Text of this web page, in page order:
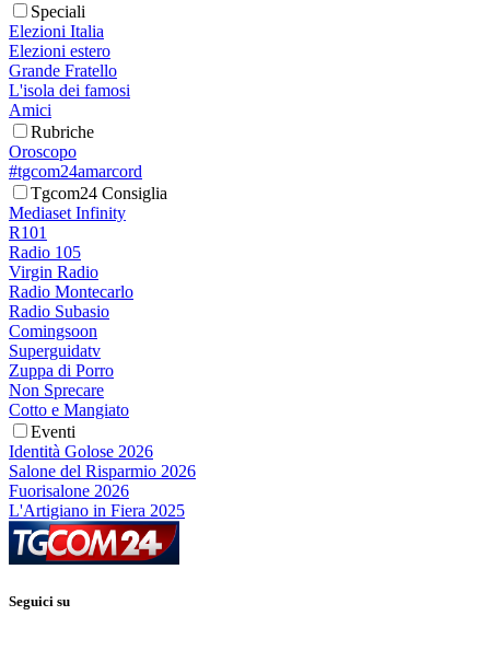
Speciali
Elezioni Italia
Elezioni estero
Grande Fratello
L'isola dei famosi
Amici
Rubriche
Oroscopo
#tgcom24amarcord
Tgcom24 Consiglia
Mediaset Infinity
R101
Radio 105
Virgin Radio
Radio Montecarlo
Radio Subasio
Comingsoon
Superguidatv
Zuppa di Porro
Non Sprecare
Cotto e Mangiato
Eventi
Identità Golose 2026
Salone del Risparmio 2026
Fuorisalone 2026
L'Artigiano in Fiera 2025
Seguici su